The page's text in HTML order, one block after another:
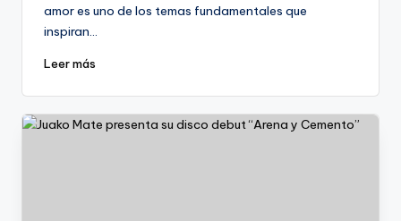
amor es uno de los temas fundamentales que
inspiran…
Leer más